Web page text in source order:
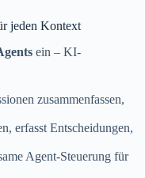
jeden Kontext
ein – KI-
zusammenfassen,
erfasst Entscheidungen,
Agent-Steuerung für